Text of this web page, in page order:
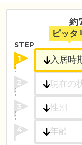
約
ピッタ
STEP
1
2
3
4